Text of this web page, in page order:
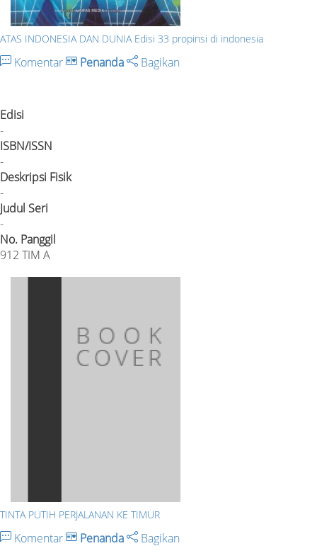
ATAS INDONESIA DAN DUNIA Edisi 33 propinsi di indonesia
Komentar Penanda Bagikan
Edisi
-
ISBN/ISSN
-
Deskripsi Fisik
-
Judul Seri
-
No. Panggil
912 TIM A
TINTA PUTIH PERJALANAN KE TIMUR
Komentar Penanda Bagikan